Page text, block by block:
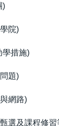
)
院)
學措施)
題)
網路)
選及課程修習